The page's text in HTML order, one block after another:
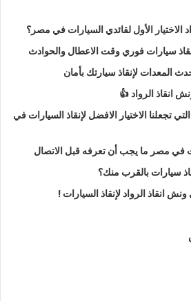
الاختيار الأول لقائدي السيارات في مصر؟
سيارات فوري وقت الاعطال والحوادث
المعدات لإنقاذ سيارتك بأمان
انقاذ الرواد 👍
تجعلنا الاختيار الافضل لإنقاذ السيارات في
في مصر ما يجب أن تعرفه قبل الاتصال
سيارات بالقرب منك؟